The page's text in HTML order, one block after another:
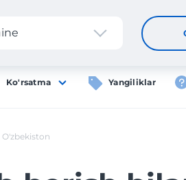
Roʻyxatdan oʻtish
Ko'rsatma Yangiliklar